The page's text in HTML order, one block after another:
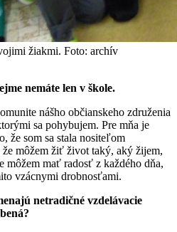
žiakmi. Foto: archív
nemáte len v škole.
nášho občianskeho združenia
sa pohybujem. Pre mňa je
že som sa stala nositeľom
môžem žiť život taký, aký žijem,
môžem mať radosť z každého dňa,
vzácnymi drobnosťami.
netradičné vzdelávacie